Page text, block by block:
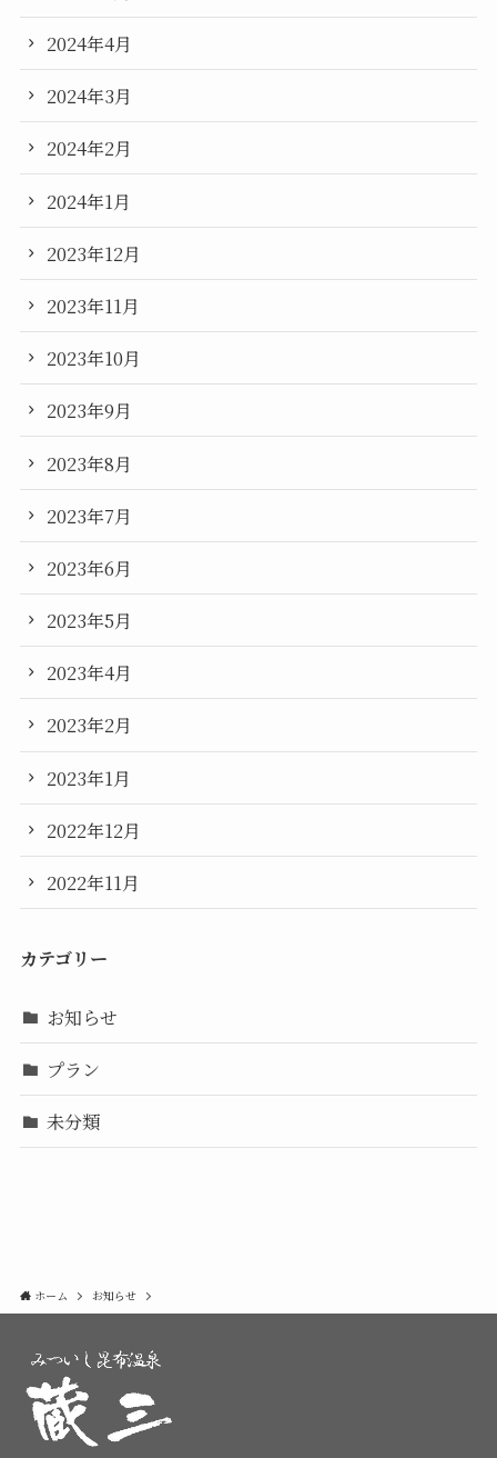
2024年4月
2024年3月
2024年2月
2024年1月
2023年12月
2023年11月
2023年10月
2023年9月
2023年8月
2023年7月
2023年6月
2023年5月
2023年4月
2023年2月
2023年1月
2022年12月
2022年11月
カテゴリー
お知らせ
プラン
未分類
ホーム お知らせ